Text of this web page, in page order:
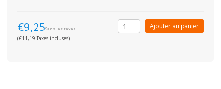
€9,25Sans les taxes
(€11,19 Taxes incluses)
Ajouter au panier